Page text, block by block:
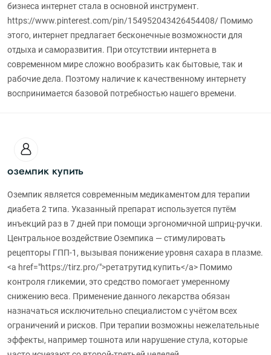
бизнеса интернет стала в основной инструмент.
https://www.pinterest.com/pin/154952043426454408/ Помимо
этого, интернет предлагает бесконечные возможности для
отдыха и саморазвития. При отсутствии интернета в
современном мире сложно вообразить как бытовые, так и
рабочие дела. Поэтому наличие к качественному интернету
воспринимается базовой потребностью нашего времени.
оземпик купить
Оземпик является современным медикаментом для терапии
диабета 2 типа. Указанный препарат используется путём
инъекций раз в 7 дней при помощи эргономичной шприц-ручки.
Центральное воздействие Оземпика — стимулировать
рецепторы ГПП-1, вызывая понижение уровня сахара в плазме.
<a href="https://tirz.pro/">ретатрутид купить</a> Помимо
контроля гликемии, это средство помогает умеренному
снижению веса. Применение данного лекарства обязан
назначаться исключительно специалистом с учётом всех
ограничений и рисков. При терапии возможны нежелательные
эффекты, например тошнота или нарушение стула, которые